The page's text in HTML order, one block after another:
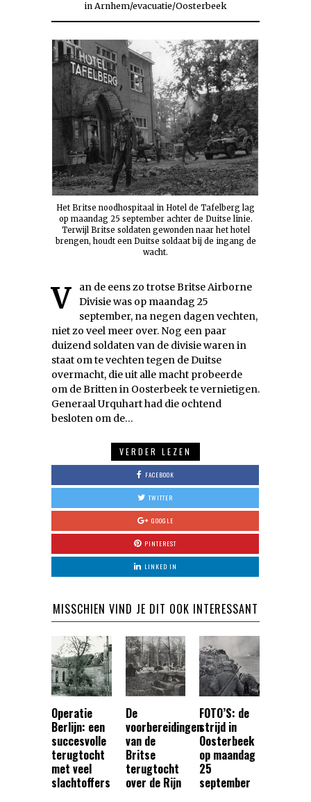
in Arnhem/evacuatie/Oosterbeek
Het Britse noodhospitaal in Hotel de Tafelberg lag
op maandag 25 september achter de Duitse linie.
Terwijl Britse soldaten gewonden naar het hotel
brengen, houdt een Duitse soldaat bij de ingang de
wacht.
Van de eens zo trotse Britse Airborne
Divisie was op maandag 25
september, na negen dagen vechten,
niet zo veel meer over. Nog een paar
duizend soldaten van de divisie waren in
staat om te vechten tegen de Duitse
overmacht, die uit alle macht probeerde
om de Britten in Oosterbeek te vernietigen.
Generaal Urquhart had die ochtend
besloten om de…
VERDER LEZEN
FACEBOOK
TWITTER
GOOGLE
PINTEREST
LINKED IN
MISSCHIEN VIND JE DIT OOK INTERESSANT
Operatie
Berlijn: een
succesvolle
terugtocht
met veel
slachtoffers
De
voorbereidingen
van de
Britse
terugtocht
over de Rijn
FOTO’S: de
strijd in
Oosterbeek
op maandag
25
september